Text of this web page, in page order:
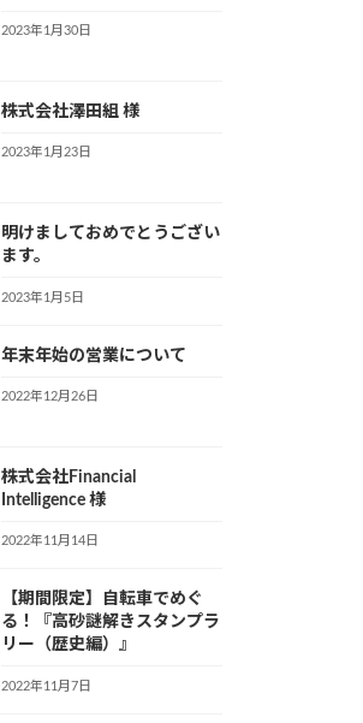
2023年1月30日
株式会社澤田組 様
2023年1月23日
明けましておめでとうござい
ます。
2023年1月5日
年末年始の営業について
2022年12月26日
株式会社Financial
Intelligence 様
2022年11月14日
【期間限定】自転車でめぐ
る！『高砂謎解きスタンプラ
リー（歴史編）』
2022年11月7日